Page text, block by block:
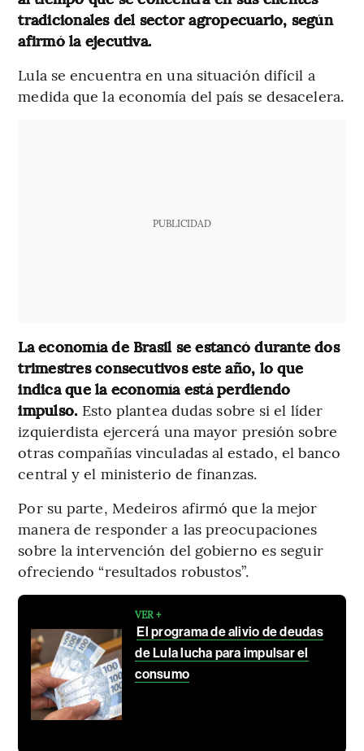
tradicionales del sector agropecuario, según
afirmó la ejecutiva.
Lula se encuentra en una situación difícil a
medida que la economía del país se desacelera.
PUBLICIDAD
La economía de Brasil se estancó durante dos
trimestres consecutivos este año, lo que
indica que la economía está perdiendo
impulso. Esto plantea dudas sobre si el líder
izquierdista ejercerá una mayor presión sobre
otras compañías vinculadas al estado, el banco
central y el ministerio de finanzas.
Por su parte, Medeiros afirmó que la mejor
manera de responder a las preocupaciones
sobre la intervención del gobierno es seguir
ofreciendo “resultados robustos”.
VER +
El programa de alivio de deudas
de Lula lucha para impulsar el
consumo